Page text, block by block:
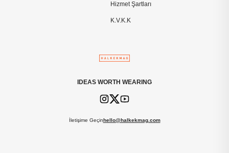
IDEAS WORTH WEARING
İletişime Geçinhello@halkekmag.com
Hizmet Şartları
K.V.K.K